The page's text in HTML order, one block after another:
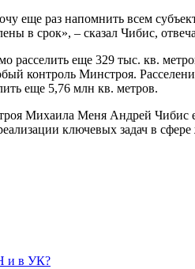
еще раз напомнить всем
в срок», – сказал Чибис,
еще 329 тыс. кв.
контроль Минстроя.
еще 5,76 млн кв. метров.
Михаила Меня Андрей
ключевых задач в
и в УК?